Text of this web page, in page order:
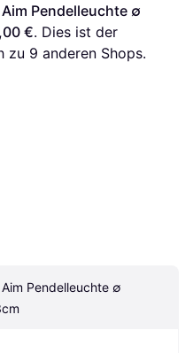
Pendelleuchte ∅
€. Dies ist der
zu 9 anderen Shops.
Aim Pendelleuchte ∅